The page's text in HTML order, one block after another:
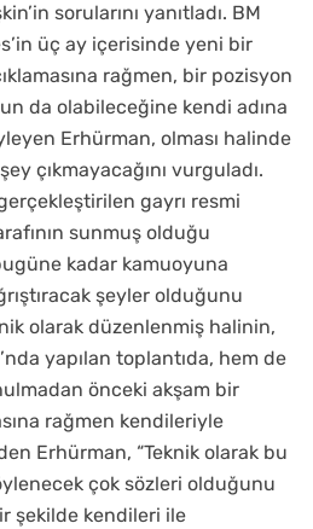
sorularını yanıtladı. BM
üç ay içerisinde yeni bir
rağmen, bir pozisyon
da olabileceğine kendi adına
Erhürman, olması halinde
çıkmayacağını vurguladı.
gayrı resmi
sunmuş olduğu
kadar kamuoyuna
şeyler olduğunu
olarak düzenlenmiş halinin,
yapılan toplantıda, hem de
önceki akşam bir
rağmen kendileriyle
Erhürman, “Teknik olarak bu
çok sözleri olduğunu
şekilde kendileri ile